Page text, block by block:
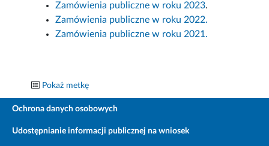
Zamówienia publiczne w roku 2023.
Zamówienia publiczne w roku 2022.
Zamówienia publiczne w roku 2021.
Pokaż metkę
Ochrona danych osobowych
Udostępnianie informacji publicznej na wniosek